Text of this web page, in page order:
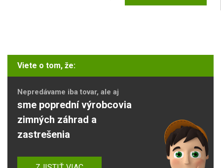
Viete o tom, že:
Nepredávame iba tovar, ale aj
sme poprední výrobcovia
zimných záhrad a
zastrešenia